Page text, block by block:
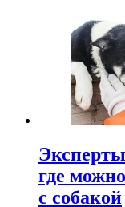
где
с собакой